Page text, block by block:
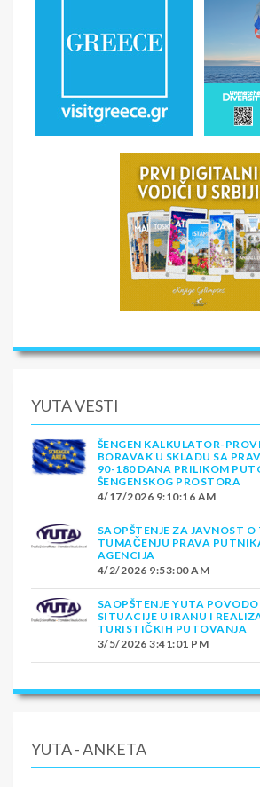
YUTA VESTI
ŠENGEN KALKULATOR-
BORAVAK U SKLADU SA
90-180 DANA PRILIKOM
ŠENGENSKOG PROSTORA
4/17/2026 9:10:16 AM
SAOPŠTENJE ZA JAVNOST
TUMAČENJU PRAVA
AGENCIJA
4/2/2026 9:53:00 AM
SAOPŠTENJE YUTA
SITUACIJE U IRANU I
TURISTIČKIH PUTOVANJA
3/5/2026 3:41:01 PM
YUTA - ANKETA